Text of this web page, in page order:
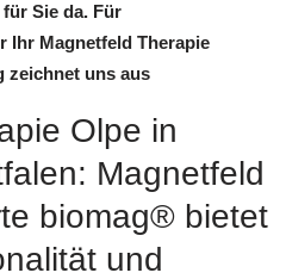
Sie da. Für
Ihr Magnetfeld Therapie
zeichnet uns aus
Olpe in
Magnetfeld
biomag® bietet
und